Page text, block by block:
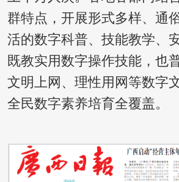
群特点，开展形式多样、通
活的数字科普、技能教学、
既教实用数字操作技能，也
文明上网、理性用网等数字
全民数字素养培育全覆盖。